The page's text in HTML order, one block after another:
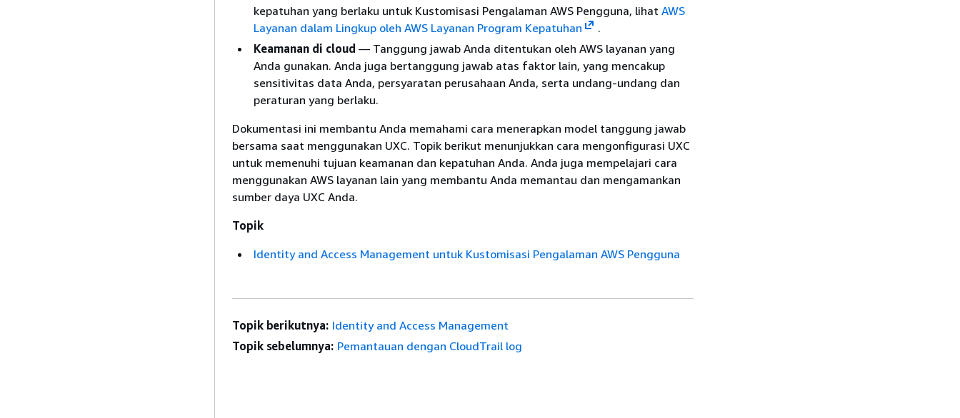
kepatuhan yang berlaku untuk Kustomisasi Pengalaman AWS Pengguna, lihat AWS
Layanan dalam Lingkup oleh AWS Layanan Program Kepatuhan
.
Keamanan di cloud — Tanggung jawab Anda ditentukan oleh AWS layanan yang
Anda gunakan. Anda juga bertanggung jawab atas faktor lain, yang mencakup
sensitivitas data Anda, persyaratan perusahaan Anda, serta undang-undang dan
peraturan yang berlaku.
Dokumentasi ini membantu Anda memahami cara menerapkan model tanggung jawab
bersama saat menggunakan UXC. Topik berikut menunjukkan cara mengonfigurasi UXC
untuk memenuhi tujuan keamanan dan kepatuhan Anda. Anda juga mempelajari cara
menggunakan AWS layanan lain yang membantu Anda memantau dan mengamankan
sumber daya UXC Anda.
Topik
Identity and Access Management untuk Kustomisasi Pengalaman AWS Pengguna
Topik berikutnya: Identity and Access Management
Topik sebelumnya: Pemantauan dengan CloudTrail log